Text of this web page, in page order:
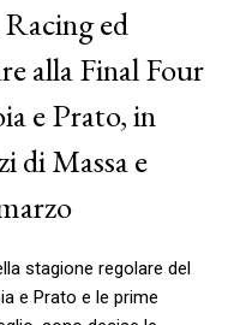
ed
alla Final Four
e Prato, in
di Massa e
stagione regolare del
e Prato e le prime